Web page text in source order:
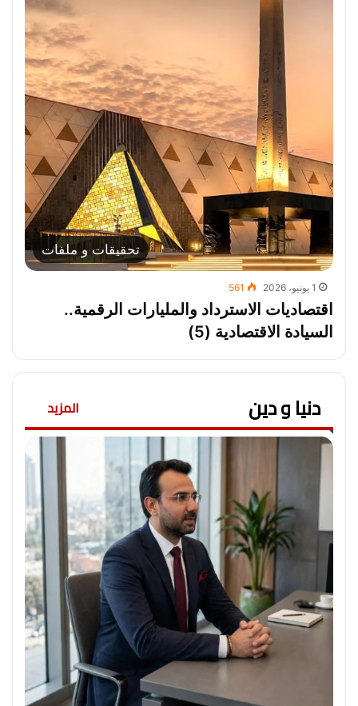
تحقيقات و ملفات
1 يونيو، 2026 561
اقتصاديات الاسترداد والمليارات الرقمية..
السيادة الاقتصادية (5)
دنيا و دين المزيد